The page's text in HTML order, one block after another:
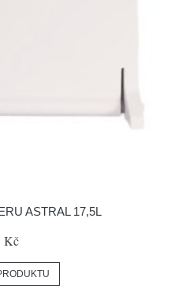
ASTRAL 17,5L
Kč